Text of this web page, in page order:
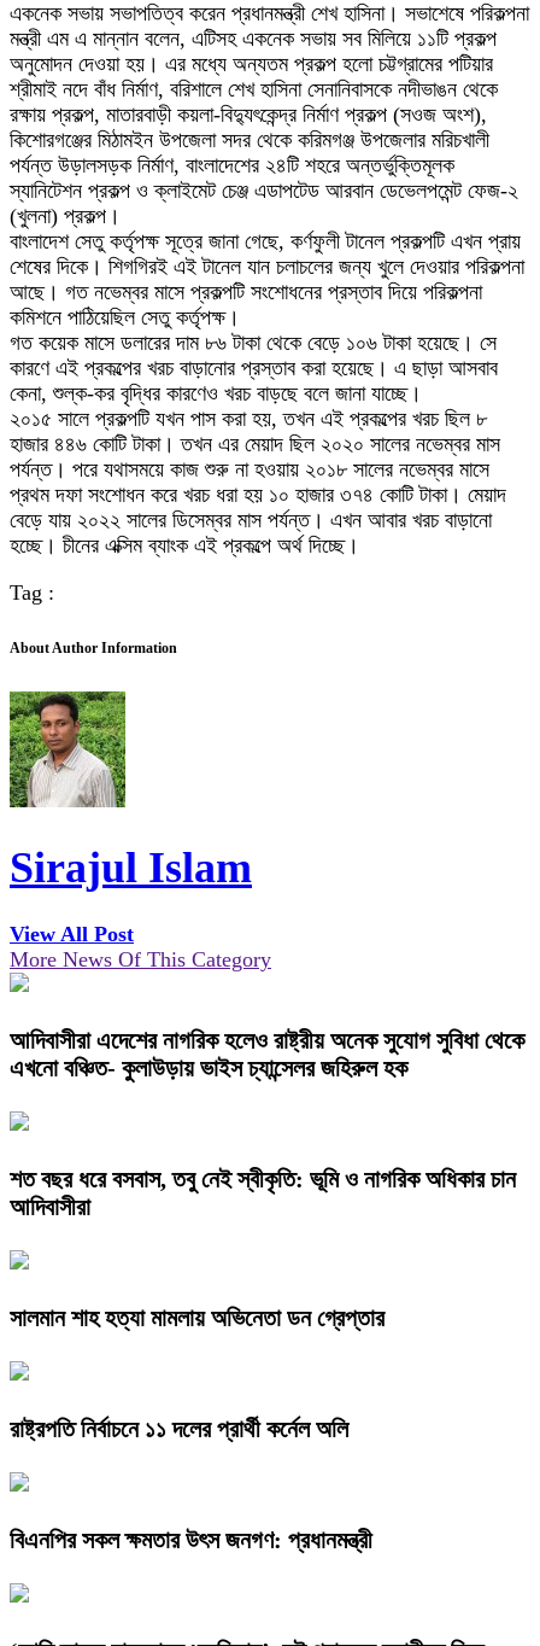
একনেক সভায় সভাপতিত্ব করেন প্রধানমন্ত্রী শেখ হাসিনা। সভাশেষে পরিকল্পনা
মন্ত্রী এম এ মান্নান বলেন, এটিসহ একনেক সভায় সব মিলিয়ে ১১টি প্রকল্প
অনুমোদন দেওয়া হয়। এর মধ্যে অন্যতম প্রকল্প হলো চট্টগ্রামের পটিয়ার
শ্রীমাই নদে বাঁধ নির্মাণ, বরিশালে শেখ হাসিনা সেনানিবাসকে নদীভাঙন থেকে
রক্ষায় প্রকল্প, মাতারবাড়ী কয়লা-বিদ্যুৎকেন্দ্র নির্মাণ প্রকল্প (সওজ অংশ),
কিশোরগঞ্জের মিঠামইন উপজেলা সদর থেকে করিমগঞ্জ উপজেলার মরিচখালী
পর্যন্ত উড়ালসড়ক নির্মাণ, বাংলাদেশের ২৪টি শহরে অন্তর্ভুক্তিমূলক
স্যানিটেশন প্রকল্প ও ক্লাইমেট চেঞ্জ এডাপটেড আরবান ডেভেলপমেন্ট ফেজ-২
(খুলনা) প্রকল্প।
বাংলাদেশ সেতু কর্তৃপক্ষ সূত্রে জানা গেছে, কর্ণফুলী টানেল প্রকল্পটি এখন প্রায়
শেষের দিকে। শিগগিরই এই টানেল যান চলাচলের জন্য খুলে দেওয়ার পরিকল্পনা
আছে। গত নভেম্বর মাসে প্রকল্পটি সংশোধনের প্রস্তাব দিয়ে পরিকল্পনা
কমিশনে পাঠিয়েছিল সেতু কর্তৃপক্ষ।
গত কয়েক মাসে ডলারের দাম ৮৬ টাকা থেকে বেড়ে ১০৬ টাকা হয়েছে। সে
কারণে এই প্রকল্পের খরচ বাড়ানোর প্রস্তাব করা হয়েছে। এ ছাড়া আসবাব
কেনা, শুল্ক-কর বৃদ্ধির কারণেও খরচ বাড়ছে বলে জানা যাচ্ছে।
২০১৫ সালে প্রকল্পটি যখন পাস করা হয়, তখন এই প্রকল্পের খরচ ছিল ৮
হাজার ৪৪৬ কোটি টাকা। তখন এর মেয়াদ ছিল ২০২০ সালের নভেম্বর মাস
পর্যন্ত। পরে যথাসময়ে কাজ শুরু না হওয়ায় ২০১৮ সালের নভেম্বর মাসে
প্রথম দফা সংশোধন করে খরচ ধরা হয় ১০ হাজার ৩৭৪ কোটি টাকা। মেয়াদ
বেড়ে যায় ২০২২ সালের ডিসেম্বর মাস পর্যন্ত। এখন আবার খরচ বাড়ানো
হচ্ছে। চীনের এক্সিম ব্যাংক এই প্রকল্পে অর্থ দিচ্ছে।
Tag :
About Author Information
Sirajul Islam
View All Post
More News Of This Category
আদিবাসীরা এদেশের নাগরিক হলেও রাষ্ট্রীয় অনেক সুযোগ সুবিধা থেকে
এখনো বঞ্চিত- কুলাউড়ায় ভাইস চ্যান্সেলর জহিরুল হক
শত বছর ধরে বসবাস, তবু নেই স্বীকৃতি: ভূমি ও নাগরিক অধিকার চান
আদিবাসীরা
সালমান শাহ হত্যা মামলায় অভিনেতা ডন গ্রেপ্তার
রাষ্ট্রপতি নির্বাচনে ১১ দলের প্রার্থী কর্নেল অলি
বিএনপির সকল ক্ষমতার উৎস জনগণ: প্রধানমন্ত্রী